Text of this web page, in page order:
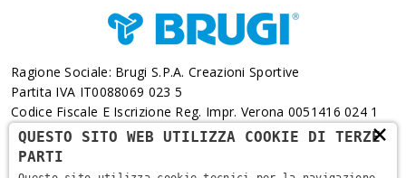
Ragione Sociale: Brugi S.p.A. Creazioni Sportive
Partita IVA IT0088069 023 5
Codice Fiscale E Iscrizione Reg. Impr. Verona 0051416 024 1
REA 166179 Verona -Cap. Soc. € 10.000.000 I.v. - Posiz.
Meccanogr. VR 002505
×
QUESTO SITO WEB UTILIZZA COOKIE DI TERZE
PARTI